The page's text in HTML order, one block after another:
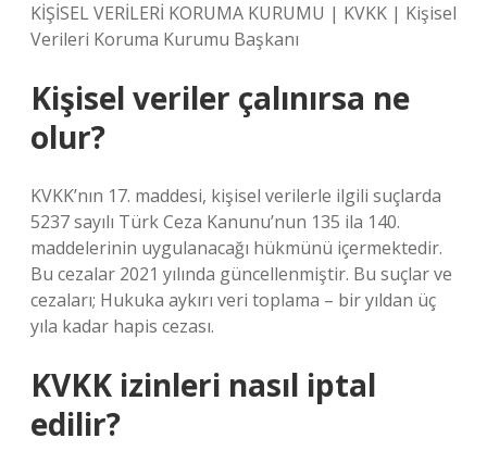
KİŞİSEL VERİLERİ KORUMA KURUMU | KVKK | Kişisel
Verileri Koruma Kurumu Başkanı
Kişisel veriler çalınırsa ne
olur?
KVKK’nın 17. maddesi, kişisel verilerle ilgili suçlarda
5237 sayılı Türk Ceza Kanunu’nun 135 ila 140.
maddelerinin uygulanacağı hükmünü içermektedir.
Bu cezalar 2021 yılında güncellenmiştir. Bu suçlar ve
cezaları; Hukuka aykırı veri toplama – bir yıldan üç
yıla kadar hapis cezası.
KVKK izinleri nasıl iptal
edilir?